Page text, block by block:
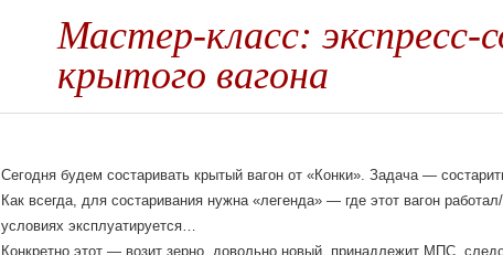
Мастер-класс: экспресс-
крытого вагона
Сегодня будем состаривать крытый вагон от «Конки». Задача —
Как всегда, для состаривания нужна «легенда» — где этот вагон
условиях эксплуатируется…
Конкретно этот — возит зерно, довольно новый, принадлежит МПС,